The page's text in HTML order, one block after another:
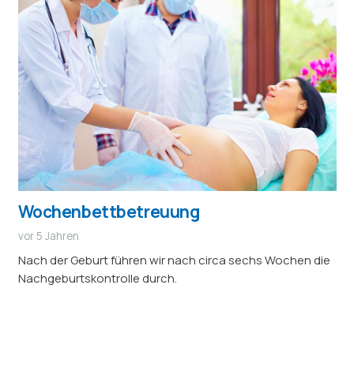
Wochenbettbetreuung
vor 5 Jahren
Nach der Geburt führen wir nach circa sechs Wochen die
Nachgeburtskontrolle durch.